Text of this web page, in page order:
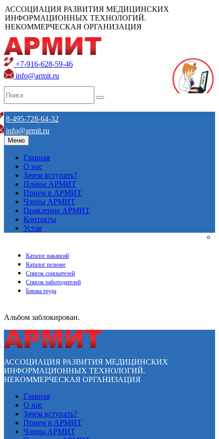
АССОЦИАЦИЯ РАЗВИТИЯ МЕДИЦИНСКИХ
ИНФОРМАЦИОННЫХ ТЕХНОЛОГИЙ.
НЕКОММЕРЧЕСКАЯ ОРГАНИЗАЦИЯ
+7-916-628-59-46
info@armit.ru
8-495-728-64-32
info@armit.ru
Меню
Главная
О нас
Зачем вступать?
Планы АРМИТ
Прием в АРМИТ
Члены АРМИТ
Правление АРМИТ
Контакты
Устав
Каталог вакансий
Каталог резюме
Список соискателей
Список работодателей
Биржа труда
Альбом заблокирован.
АССОЦИАЦИЯ РАЗВИТИЯ МЕДИЦИНСКИХ
ИНФОРМАЦИОННЫХ ТЕХНОЛОГИЙ.
НЕКОММЕРЧЕСКАЯ ОРГАНИЗАЦИЯ
Главная
О нас
Зачем вступать?
Прием в АРМИТ
Члены АРМИТ